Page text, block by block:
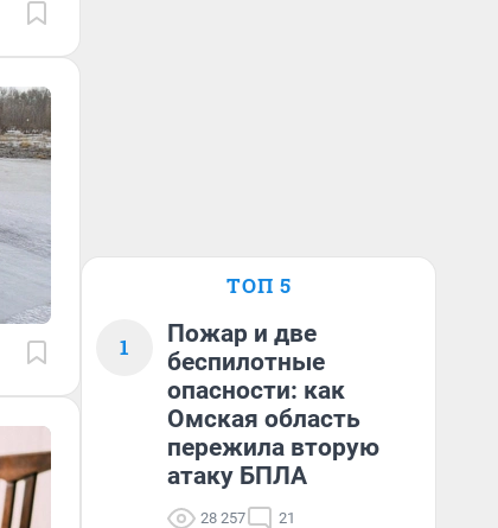
ТОП 5
1
Пожар и две
беспилотные
опасности: как
Омская область
пережила вторую
атаку БПЛА
28 257 21